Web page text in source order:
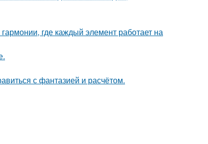
где каждый элемент работает на
с фантазией и расчётом.